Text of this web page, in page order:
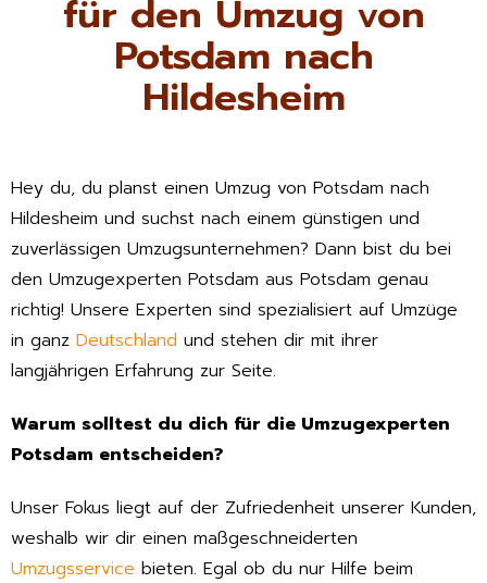
für den Umzug von
Potsdam nach
Hildesheim
Hey du, du planst einen Umzug von Potsdam nach
Hildesheim und suchst nach einem günstigen und
zuverlässigen Umzugsunternehmen? Dann bist du bei
den Umzugexperten Potsdam aus Potsdam genau
richtig! Unsere Experten sind spezialisiert auf Umzüge
in ganz Deutschland und stehen dir mit ihrer
langjährigen Erfahrung zur Seite.
Warum solltest du dich für die Umzugexperten
Potsdam entscheiden?
Unser Fokus liegt auf der Zufriedenheit unserer Kunden,
weshalb wir dir einen maßgeschneiderten
Umzugsservice bieten. Egal ob du nur Hilfe beim